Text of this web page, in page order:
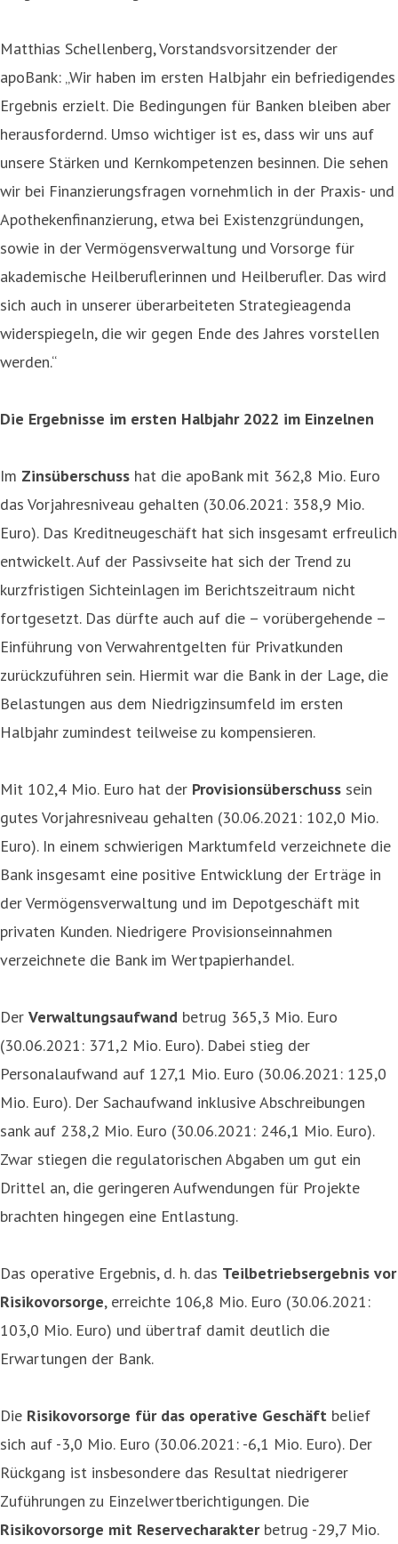
Matthias Schellenberg, Vorstandsvorsitzender der
apoBank: „Wir haben im ersten Halbjahr ein befriedigendes
Ergebnis erzielt. Die Bedingungen für Banken bleiben aber
herausfordernd. Umso wichtiger ist es, dass wir uns auf
unsere Stärken und Kernkompetenzen besinnen. Die sehen
wir bei Finanzierungsfragen vornehmlich in der Praxis- und
Apothekenfinanzierung, etwa bei Existenzgründungen,
sowie in der Vermögensverwaltung und Vorsorge für
akademische Heilberuflerinnen und Heilberufler. Das wird
sich auch in unserer überarbeiteten Strategieagenda
widerspiegeln, die wir gegen Ende des Jahres vorstellen
werden.“
Die Ergebnisse im ersten Halbjahr 2022 im Einzelnen
Im Zinsüberschuss hat die apoBank mit 362,8 Mio. Euro
das Vorjahresniveau gehalten (30.06.2021: 358,9 Mio.
Euro). Das Kreditneugeschäft hat sich insgesamt erfreulich
entwickelt. Auf der Passivseite hat sich der Trend zu
kurzfristigen Sichteinlagen im Berichtszeitraum nicht
fortgesetzt. Das dürfte auch auf die – vorübergehende –
Einführung von Verwahrentgelten für Privatkunden
zurückzuführen sein. Hiermit war die Bank in der Lage, die
Belastungen aus dem Niedrigzinsumfeld im ersten
Halbjahr zumindest teilweise zu kompensieren.
Mit 102,4 Mio. Euro hat der Provisionsüberschuss sein
gutes Vorjahresniveau gehalten (30.06.2021: 102,0 Mio.
Euro). In einem schwierigen Marktumfeld verzeichnete die
Bank insgesamt eine positive Entwicklung der Erträge in
der Vermögensverwaltung und im Depotgeschäft mit
privaten Kunden. Niedrigere Provisionseinnahmen
verzeichnete die Bank im Wertpapierhandel.
Der Verwaltungsaufwand betrug 365,3 Mio. Euro
(30.06.2021: 371,2 Mio. Euro). Dabei stieg der
Personalaufwand auf 127,1 Mio. Euro (30.06.2021: 125,0
Mio. Euro). Der Sachaufwand inklusive Abschreibungen
sank auf 238,2 Mio. Euro (30.06.2021: 246,1 Mio. Euro).
Zwar stiegen die regulatorischen Abgaben um gut ein
Drittel an, die geringeren Aufwendungen für Projekte
brachten hingegen eine Entlastung.
Das operative Ergebnis, d. h. das Teilbetriebsergebnis vor
Risikovorsorge, erreichte 106,8 Mio. Euro (30.06.2021:
103,0 Mio. Euro) und übertraf damit deutlich die
Erwartungen der Bank.
Die Risikovorsorge für das operative Geschäft belief
sich auf -3,0 Mio. Euro (30.06.2021: -6,1 Mio. Euro). Der
Rückgang ist insbesondere das Resultat niedrigerer
Zuführungen zu Einzelwertberichtigungen. Die
Risikovorsorge mit Reservecharakterbetrug -29,7 Mio.